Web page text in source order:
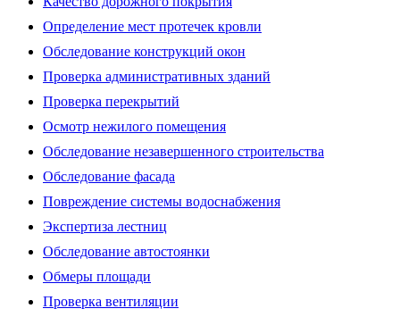
Определение мест протечек кровли
Обследование конструкций окон
Проверка административных зданий
Проверка перекрытий
Осмотр нежилого помещения
Обследование незавершенного строительства
Обследование фасада
Повреждение системы водоснабжения
Экспертиза лестниц
Обследование автостоянки
Обмеры площади
Проверка вентиляции